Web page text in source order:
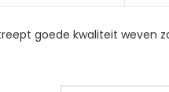
goede kwaliteit weven